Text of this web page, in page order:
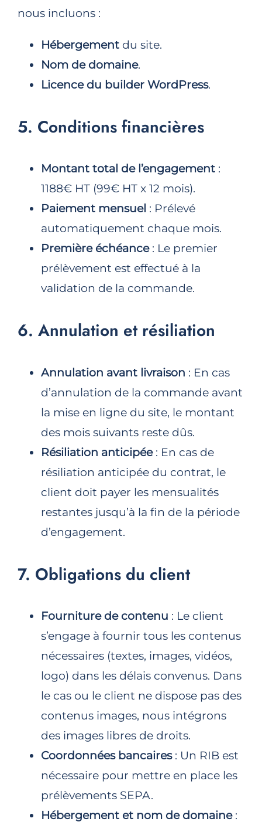
nous incluons :
Hébergementdu site.
Nom de domaine.
Licence du builder WordPress.
5. Conditions financières
Montant total de l’engagement:
1188€ HT (99€ HT x 12 mois).
Paiement mensuel : Prélevé
automatiquement chaque mois.
Première échéance: Le premier
prélèvement est effectué à la
validation de la commande.
6. Annulation et résiliation
Annulation avant livraison : En cas
d’annulation de la commande avant
la mise en ligne du site, le montant
des mois suivants reste dûs.
Résiliation anticipée: En cas de
résiliation anticipée du contrat, le
client doit payer les mensualités
restantes jusqu’à la fin de la période
d’engagement.
7. Obligations du client
Fourniture de contenu : Le client
s’engage à fournir tous les contenus
nécessaires (textes, images, vidéos,
logo) dans les délais convenus. Dans
le cas ou le client ne dispose pas des
contenus images, nous intégrons
des images libres de droits.
Coordonnées bancaires: Un RIB est
nécessaire pour mettre en place les
prélèvements SEPA.
Hébergement et nom de domaine: